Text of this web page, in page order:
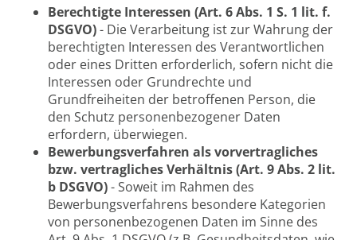
Berechtigte Interessen (Art. 6 Abs. 1 S. 1 lit. f.
DSGVO)- Die Verarbeitung ist zur Wahrung der
berechtigten Interessen des Verantwortlichen
oder eines Dritten erforderlich, sofern nicht die
Interessen oder Grundrechte und
Grundfreiheiten der betroffenen Person, die
den Schutz personenbezogener Daten
erfordern, überwiegen.
Bewerbungsverfahren als vorvertragliches
bzw. vertragliches Verhältnis (Art. 9 Abs. 2 lit.
b DSGVO)- Soweit im Rahmen des
Bewerbungsverfahrens besondere Kategorien
von personenbezogenen Daten im Sinne des